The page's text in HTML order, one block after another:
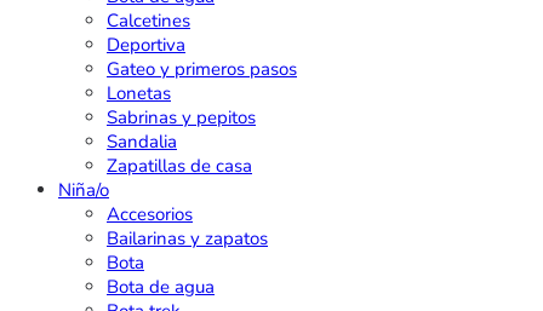
Calcetines
Deportiva
Gateo y primeros pasos
Lonetas
Sabrinas y pepitos
Sandalia
Zapatillas de casa
Niña/o
Accesorios
Bailarinas y zapatos
Bota
Bota de agua